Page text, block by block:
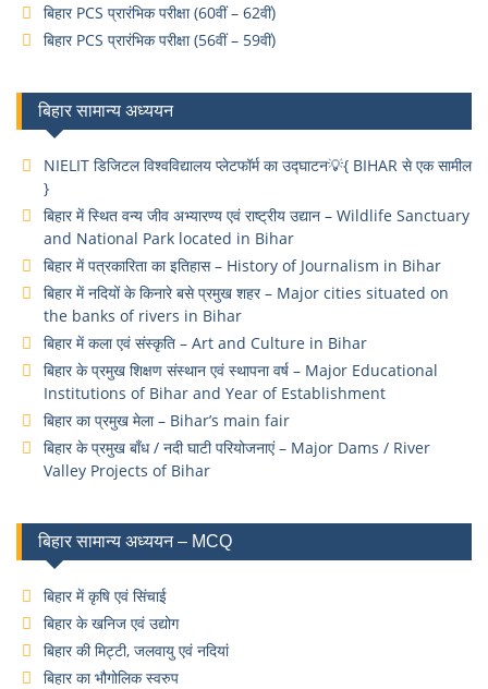
बिहार PCS प्रारंभिक परीक्षा (60वीं – 62वीं)
बिहार PCS प्रारंभिक परीक्षा (56वीं – 59वीं)
बिहार सामान्य अध्ययन
NIELIT डिजिटल विश्वविद्यालय प्लेटफॉर्म का उद्घाटन💡{ BIHAR से एक सामील
}
बिहार में स्थित वन्य जीव अभ्यारण्य एवं राष्ट्रीय उद्यान – Wildlife Sanctuary
and National Park located in Bihar
बिहार में पत्रकारिता का इतिहास – History of Journalism in Bihar
बिहार में नदियों के किनारे बसे प्रमुख शहर – Major cities situated on
the banks of rivers in Bihar
बिहार में कला एवं संस्कृति – Art and Culture in Bihar
बिहार के प्रमुख शिक्षण संस्थान एवं स्थापना वर्ष – Major Educational
Institutions of Bihar and Year of Establishment
बिहार का प्रमुख मेला – Bihar’s main fair
बिहार के प्रमुख बाँध / नदी घाटी परियोजनाएं – Major Dams / River
Valley Projects of Bihar
बिहार सामान्य अध्ययन – MCQ
बिहार में कृषि एवं सिंचाई
बिहार के खनिज एवं उद्योग
बिहार की मिट्टी, जलवायु एवं नदियां
बिहार का भौगोलिक स्वरुप